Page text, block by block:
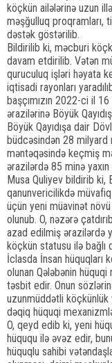
köçkün ailələrinə uzun
məşğulluq proqramları,
dəstək göstərilib.
Bildirilib ki, məcburi
davam etdirilib. Vətən
quruculuq işləri həyata
iqtisadi rayonları
başçımızın 2022-ci il
ərazilərinə Böyük
Böyük Qayıdışa dair
büdcəsindən 28 milyard
məntəqəsində keçmiş
ərazilərdə 85 minə
Musa Quliyev bildirib ki,
qanunvericilikdə
üçün yeni müavinət
olunub. O, nəzərə
azad edilmiş ərazilərdə
köçkün statusu ilə bağlı
İclasda İnsan hüquqları
olunan Qələbənin
təsbit edir. Onun
uzunmüddətli köçkünlük
dəqiq hüquqi
O, qeyd edib ki, yeni
hüququ ilə əvəz edir,
hüquqlu sahibi